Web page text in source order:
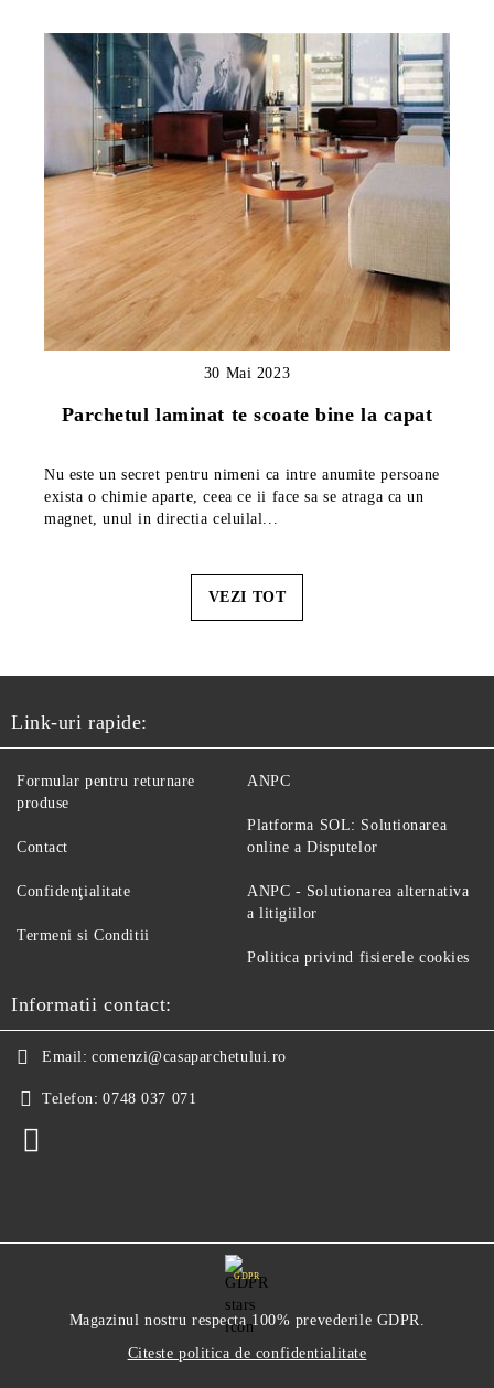
Parchetul laminat te scoate bine la capat
30 Mai 2023
Nu este un secret pentru nimeni ca intre anumite persoane
exista o chimie aparte, ceea ce ii face sa se atraga ca un
magnet, unul in directia celuilal...
VEZI TOT
Link-uri rapide:
Formular pentru returnare
produse
Contact
Confidenţialitate
Termeni si Conditii
ANPC
Platforma SOL: Solutionarea
online a Disputelor
ANPC - Solutionarea alternativa
a litigiilor
Politica privind fisierele cookies
Informatii contact:
Email: comenzi@casaparchetului.ro
Telefon: 0748 037 071
GDPR
Magazinul nostru respecta 100% prevederile GDPR.
Citeste politica de confidentialitate